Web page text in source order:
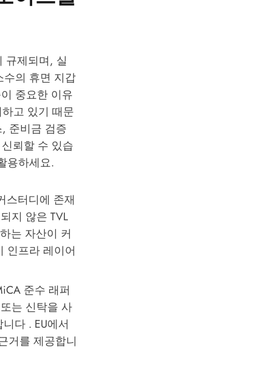
규제되며, 실
수의 휴면 지갑
중요한 이유
고 있기 때문
준비금 검증
뢰할 수 있습
용하세요.
스터디에 존재
지 않은 TVL
는 자산이 커
인프라 레이어
준수 래퍼
는 신탁을 사
다 . EU에서
거를 제공합니